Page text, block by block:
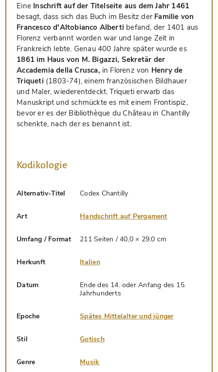
Eine Inschrift auf der Titelseite aus dem Jahr 1461
besagt, dass sich das Buch im Besitz der Familie von
Francesco d'Altobianco Alberti befand, der 1401 aus
Florenz verbannt worden war und lange Zeit in
Frankreich lebte. Genau 400 Jahre später wurde es
1861 im Haus von M. Bigazzi, Sekretär der
Accademia della Crusca, in Florenz von Henry de
Triqueti (1803-74), einem französischen Bildhauer
und Maler, wiederentdeckt. Triqueti erwarb das
Manuskript und schmückte es mit einem Frontispiz,
bevor er es der Bibliothèque du Château in Chantilly
schenkte, nach der es benannt ist.
Kodikologie
Alternativ-Titel Codex Chantilly
Art Handschrift auf Pergament
Umfang / Format 211 Seiten / 40,0 × 29,0 cm
Herkunft Italien
Datum
Ende des 14. oder Anfang des 15.
Jahrhunderts
Epoche Spätes Mittelalter und jünger
Stil Gotisch
Genre Musik